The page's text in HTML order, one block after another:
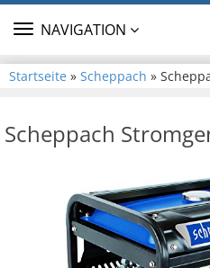
TOGGLE
NAVIGATION
Startseite » Scheppach »
Scheppach